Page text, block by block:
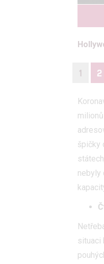
1 2
špičky
nebyly
situaci